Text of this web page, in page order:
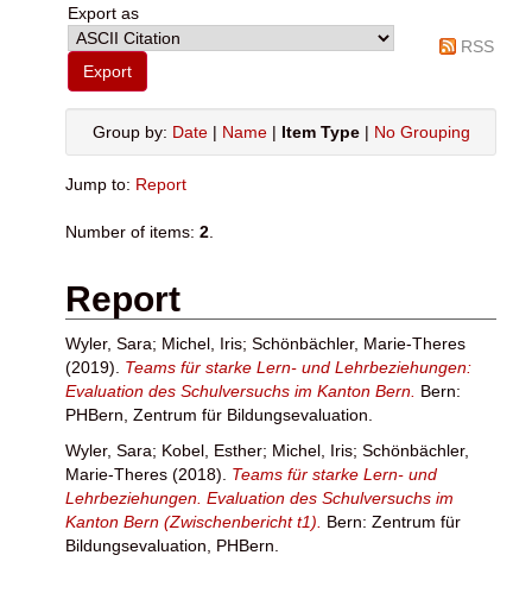
Export as
RSS
Group by: Date| Name| Item Type| No Grouping
Jump to: Report
Number of items: 2
Report
Wyler, Sara; Michel, Iris; Schönbächler, Marie-Theres
(2019). Teams für starke Lern- und Lehrbeziehungen:
Evaluation des Schulversuchs im Kanton Bern. Bern:
PHBern, Zentrum für Bildungsevaluation.
Wyler, Sara; Kobel, Esther; Michel, Iris; Schönbächler,
Marie-Theres (2018). Teams für starke Lern- und
Lehrbeziehungen. Evaluation des Schulversuchs im
Kanton Bern (Zwischenbericht t1). Bern: Zentrum für
Bildungsevaluation, PHBern.